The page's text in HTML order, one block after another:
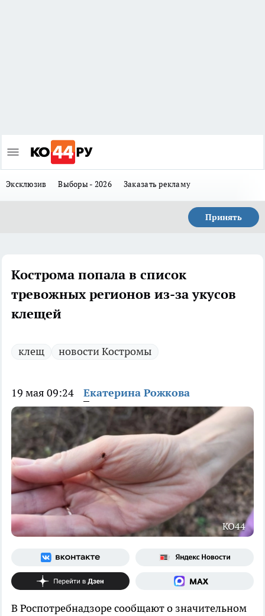
Эксклюзив Выборы - 2026 Заказать рекламу
Принять
Кострома попала в список
тревожных регионов из-за укусов
клещей
клещ новости Костромы
19 мая 09:24 Екатерина Рожкова
КО44
В Роспотребнадзоре сообщают о значительном